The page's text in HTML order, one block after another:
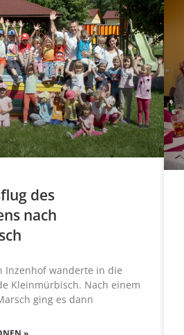
des
nach
Inzenhof wanderte in die
Kleinmürbisch. Nach einem
ging es dann